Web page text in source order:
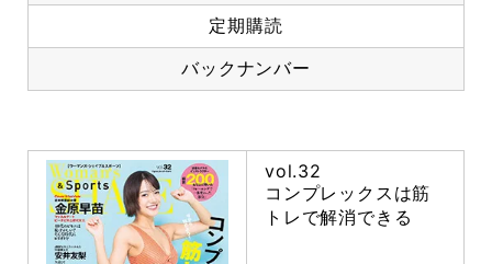
定期購読
バックナンバー
vol.32
コンプレックスは筋
トレで解消できる